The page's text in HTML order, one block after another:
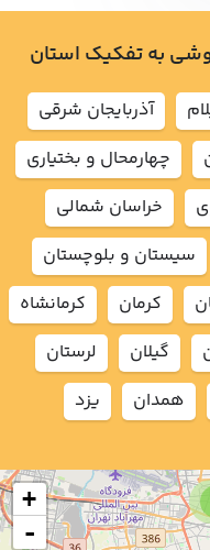
+
-
به تفکیک استان
آذربايجان شرقي
چهارمحال و بختياري
خراسان شمالي
سيستان و بلوچستان
كرمان
كرمانشاه
گيلان
لرستان
همدان يزد